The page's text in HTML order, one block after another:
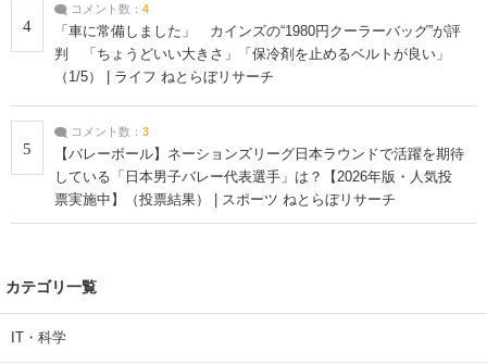
4
コメント数： 4
「車に常備しました」 カインズの“1980円クーラーバッグ”が評
判 「ちょうどいい大きさ」「保冷剤を止めるベルトが良い」
（1/5） | ライフ ねとらぼリサーチ
5
コメント数： 3
【バレーボール】ネーションズリーグ日本ラウンドで活躍を期待
している「日本男子バレー代表選手」は？【2026年版・人気投
票実施中】（投票結果） | スポーツ ねとらぼリサーチ
カテゴリ一覧
IT・科学